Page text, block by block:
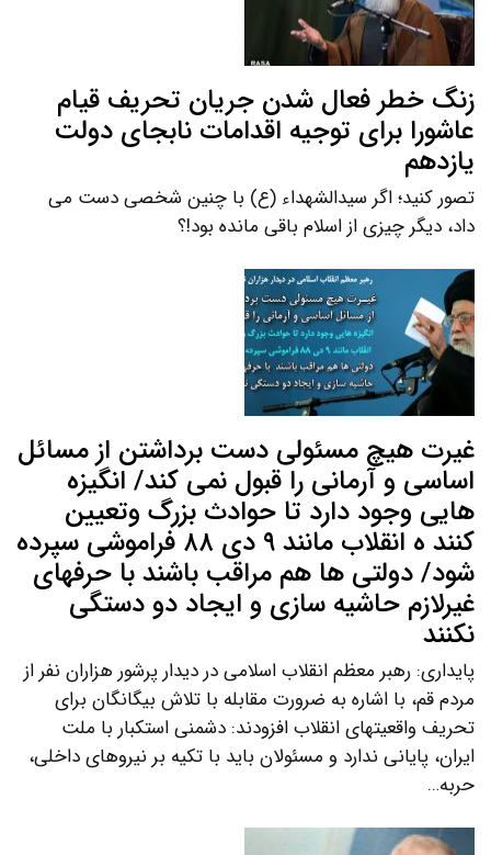
زنگ خطر فعال شدن جریان تحریف قیام
عاشورا برای توجیه اقدامات نابجای دولت
یازدهم
تصور کنید؛ اگر سیدالشهداء (ع) با چنین شخصی دست می
داد، دیگر چیزی از اسلام باقی مانده بود!؟
غیرت هیچ مسئولی دست برداشتن از مسائل
اساسی و آرمانی را قبول نمی کند/ انگیزه
هایی وجود دارد تا حوادث بزرگ وتعیین
کنند ه انقلاب مانند ۹ دی ۸۸ فراموشی سپرده
شود/ دولتی ها هم مراقب باشند با حرفهای
غیرلازم حاشیه سازی و ایجاد دو دستگی
نکنند
پایداری: رهبر معظم انقلاب اسلامی در دیدار پرشور هزاران نفر از
مردم قم، با اشاره به ضرورت مقابله با تلاش بیگانگان برای
تحریف واقعیتهای انقلاب افزودند: دشمنی استکبار با ملت
ایران، پایانی ندارد و مسئولان باید با تکیه بر نیروهای داخلی،
حربه…